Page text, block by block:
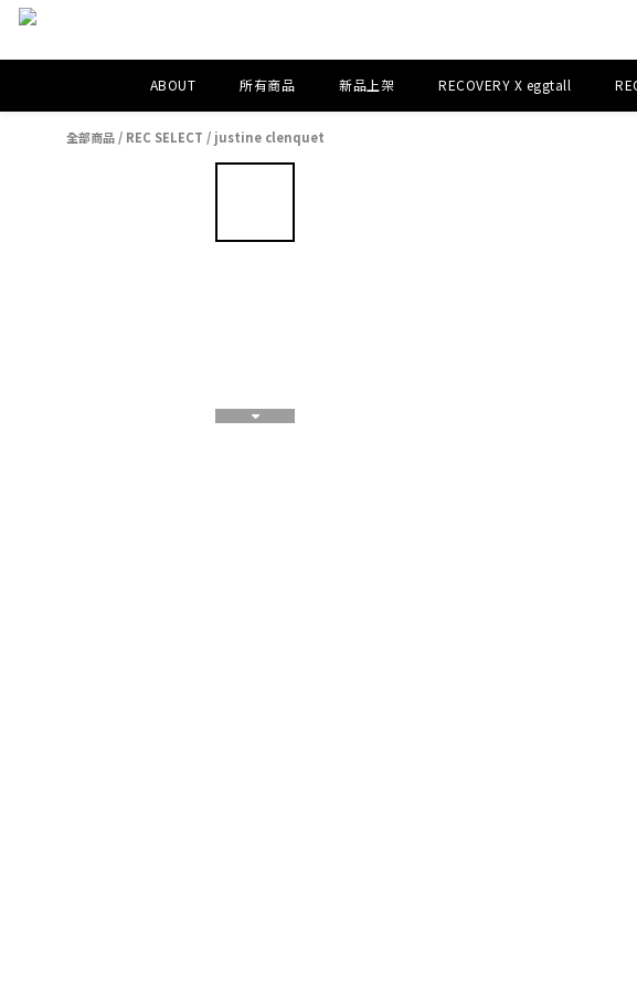
ABOUT 所有商品 新品上架 RECOVERY X eggtall
全部商品 / REC SELECT / justine clenquet